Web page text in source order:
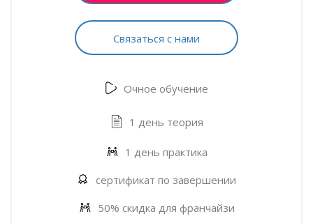
Связаться с нами
Очное обучение
1 день теория
1 день практика
сертификат по завершении
50% скидка для франчайзи